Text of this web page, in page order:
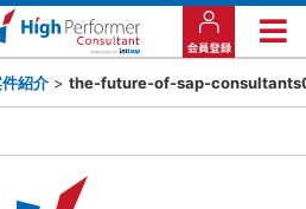
紹介 > the-future-of-sap-